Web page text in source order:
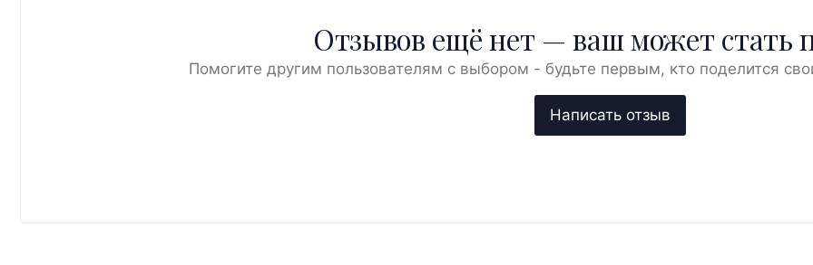
Отзывов ещё нет — ваш может стать
Помогите другим пользователям с выбором - будьте первым, кто поделится